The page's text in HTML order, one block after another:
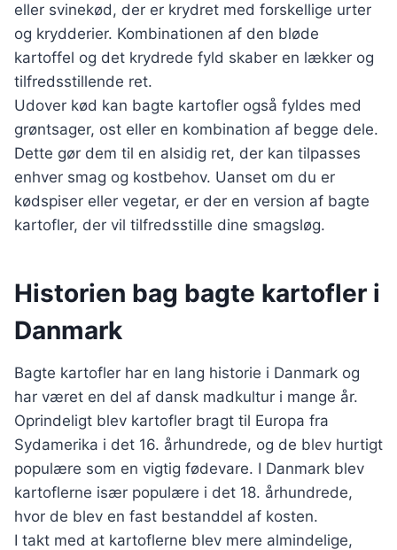
eller svinekød, der er krydret med forskellige urter
og krydderier. Kombinationen af den bløde
kartoffel og det krydrede fyld skaber en lækker og
tilfredsstillende ret.
Udover kød kan bagte kartofler også fyldes med
grøntsager, ost eller en kombination af begge dele.
Dette gør dem til en alsidig ret, der kan tilpasses
enhver smag og kostbehov. Uanset om du er
kødspiser eller vegetar, er der en version af bagte
kartofler, der vil tilfredsstille dine smagsløg.
Historien bag bagte kartofler i
Danmark
Bagte kartofler har en lang historie i Danmark og
har været en del af dansk madkultur i mange år.
Oprindeligt blev kartofler bragt til Europa fra
Sydamerika i det 16. århundrede, og de blev hurtigt
populære som en vigtig fødevare. I Danmark blev
kartoflerne især populære i det 18. århundrede,
hvor de blev en fast bestanddel af kosten.
I takt med at kartoflerne blev mere almindelige,